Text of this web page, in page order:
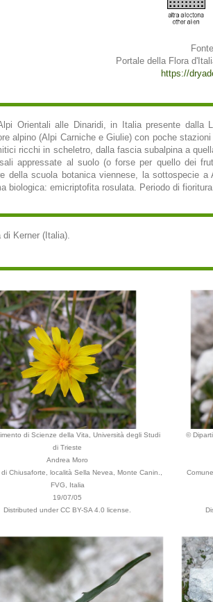
Portale della Flora
https://
Orientali alle Dinaridi, in Italia presente dalla
alpino (Alpi Carniche e Giulie) con poche
ricchi in scheletro, dalla fascia subalpina a
appressate al suolo (o forse per quello dei
della scuola botanica viennese, la sottospecie a
biologica: emicriptofita rosulata. Periodo di
Kerner (Italia).
di Scienze della Vita, Università degli Studi
di Trieste
Andrea Moro
Chiusaforte, località Sella Nevea, Monte Canin.,
FVG, Italia
19/07/05
Distributed under CC BY-SA 4.0 license.
©